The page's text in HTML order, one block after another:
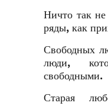
Ничто так не
ряды, как
Свободных
люди,
свободными.
Старая